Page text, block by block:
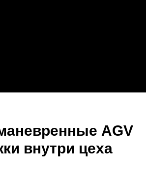
AGV
внутри цеха